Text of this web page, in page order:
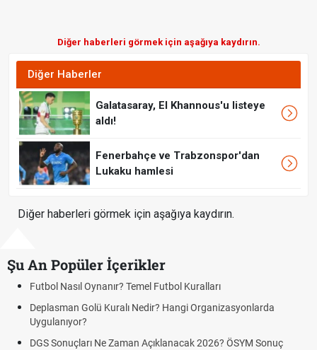
Diğer haberleri görmek için aşağıya kaydırın.
Diğer Haberler
Galatasaray, El Khannous'u listeye
aldı!
Fenerbahçe ve Trabzonspor'dan
Lukaku hamlesi
Diğer haberleri görmek için aşağıya kaydırın.
Şu An Popüler İçerikler
Oynanır? Temel Futbol Kuralları
Golü Kuralı Nedir? Hangi Organizasyonlarda
Ne Zaman Açıklanacak 2026? ÖSYM Sonuç